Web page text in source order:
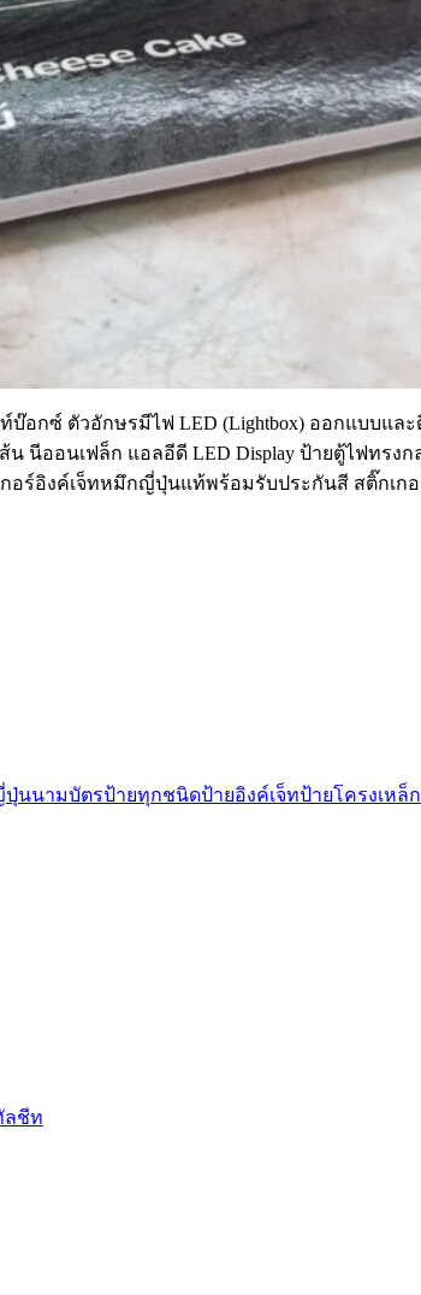
บ๊อกซ์ ตัวอักษรมีไฟ LED (Lightbox) ออกแบบแ
ออนเฟล็ก แอลอีดี LED Display ป้ายตู้ไฟทรงก
อร์อิงค์เจ็ทหมึกญี่ปุ่นแท้พร้อมรับประกันสี สติ๊กเ
ปุ่นนามบัตรป้ายทุกชนิดป้ายอิงค์เจ็ทป้ายโครงเหล็ก
ลชีท